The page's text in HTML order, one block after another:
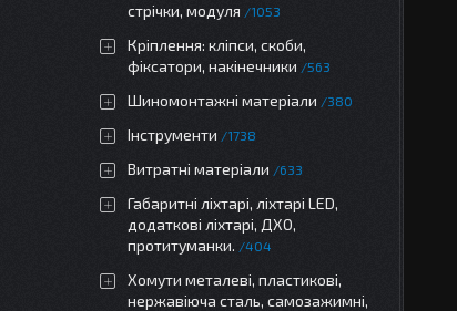
стрічки, модуля
1053
Кріплення: кліпси, скоби,
фіксатори, накінечники
563
Шиномонтажні матеріали 380
Інструменти 1738
Витратні матеріали 633
Габаритні ліхтарі, ліхтарі LED,
додаткові ліхтарі, ДХО,
протитуманки.
404
Хомути металеві, пластикові,
нержавіюча сталь, самозажимні,